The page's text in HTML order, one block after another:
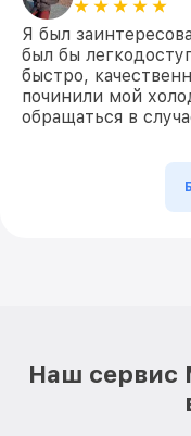
Я был
был бы
быстро,
починили мой
обращаться в
Наш сервис